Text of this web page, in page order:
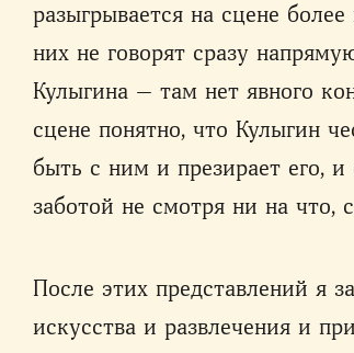
разыгрывается на сцене
них не говорят сразу
Кулыгина — там нет явного
сцене понятно, что Кулыгин
быть с ним и презирает его, и
заботой не смотря ни на что,
После этих представлений я
искусства и развлечения и